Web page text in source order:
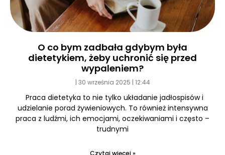
O co bym zadbała gdybym była
dietetykiem, żeby uchronić się przed
wypaleniem?
30 września 2025 12:44
Praca dietetyka to nie tylko układanie jadłospisów i
udzielanie porad żywieniowych. To również intensywna
praca z ludźmi, ich emocjami, oczekiwaniami i często –
trudnymi